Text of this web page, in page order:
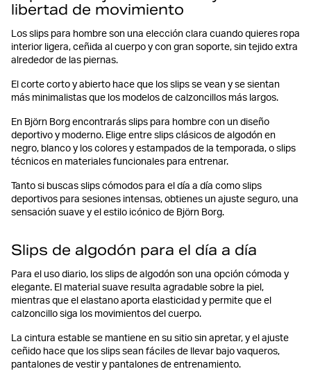
libertad de movimiento
Los slips para hombre son una elección clara cuando quieres ropa
interior ligera, ceñida al cuerpo y con gran soporte, sin tejido extra
alrededor de las piernas.
El corte corto y abierto hace que los slips se vean y se sientan
más minimalistas que los modelos de calzoncillos más largos.
En Björn Borg encontrarás slips para hombre con un diseño
deportivo y moderno. Elige entre slips clásicos de algodón en
negro, blanco y los colores y estampados de la temporada, o slips
técnicos en materiales funcionales para entrenar.
Tanto si buscas slips cómodos para el día a día como slips
deportivos para sesiones intensas, obtienes un ajuste seguro, una
sensación suave y el estilo icónico de Björn Borg.
Slips de algodón para el día a día
Para el uso diario, los slips de algodón son una opción cómoda y
elegante. El material suave resulta agradable sobre la piel,
mientras que el elastano aporta elasticidad y permite que el
calzoncillo siga los movimientos del cuerpo.
La cintura estable se mantiene en su sitio sin apretar, y el ajuste
ceñido hace que los slips sean fáciles de llevar bajo vaqueros,
pantalones de vestir y pantalones de entrenamiento.